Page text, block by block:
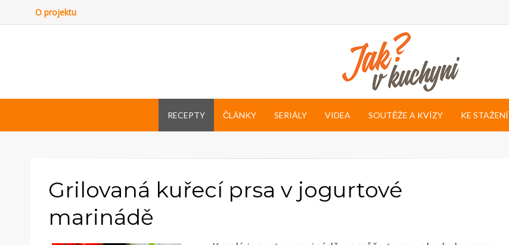
O projektu
RECEPTY ČLÁNKY SERIÁLY VIDEA SOUTĚŽE A KVÍZY KE STAŽENÍ
Grilovaná kuřecí prsa v jogurtové
marinádě